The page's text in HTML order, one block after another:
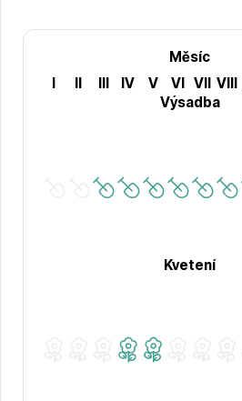
Substráty, hnojiva, kůra
Měsíc
IV V VI VII VIII
Výsadba
Kvetení